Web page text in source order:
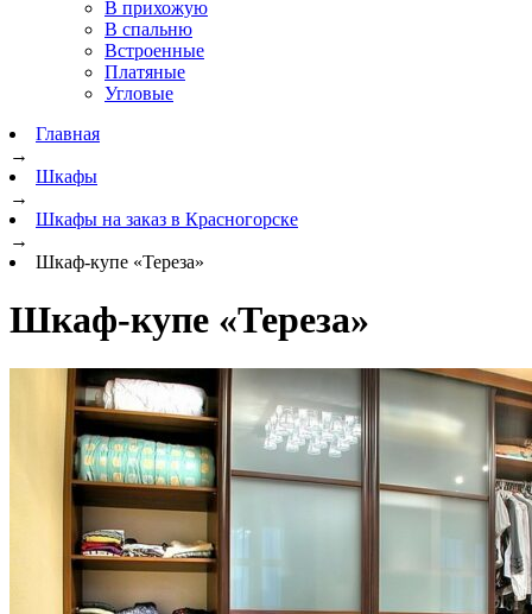
В прихожую
В спальню
Встроенные
Платяные
Угловые
Главная
→
Шкафы
→
Шкафы на заказ в Красногорске
→
Шкаф-купе «Тереза»
Шкаф-купе «Тереза»